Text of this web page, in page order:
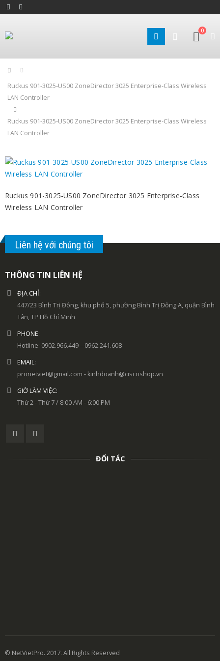
0
Home
Ruckus 901-3025-US00 ZoneDirector 3025 Enterprise-Class Wireless
LAN Controller
Ruckus 901-3025-US00 ZoneDirector 3025 Enterprise-Class Wireless
LAN Controller
Ruckus 901-3025-US00 ZoneDirector 3025 Enterprise-Class
Wireless LAN Controller
Liên hệ với chúng tôi
THÔNG TIN LIÊN HỆ
ĐỊA CHỈ:
447/23 Bình Trị Đông, khu phố 5, phường Bình Trị Đông A, quận Bình
Tân, TP.Hồ Chí Minh
PHONE:
Hotline: 0902.966.449 – 0962.241.608
EMAIL:
pronetviet@gmail.com - kinhdoanh@ciscoshop.vn
GIỜ LÀM VIỆC:
Thứ 2 - Thứ 7 / 8:00 AM - 6:00 PM
ĐỐI TÁC
© NetVietPro. 2017. All Rights Reserved